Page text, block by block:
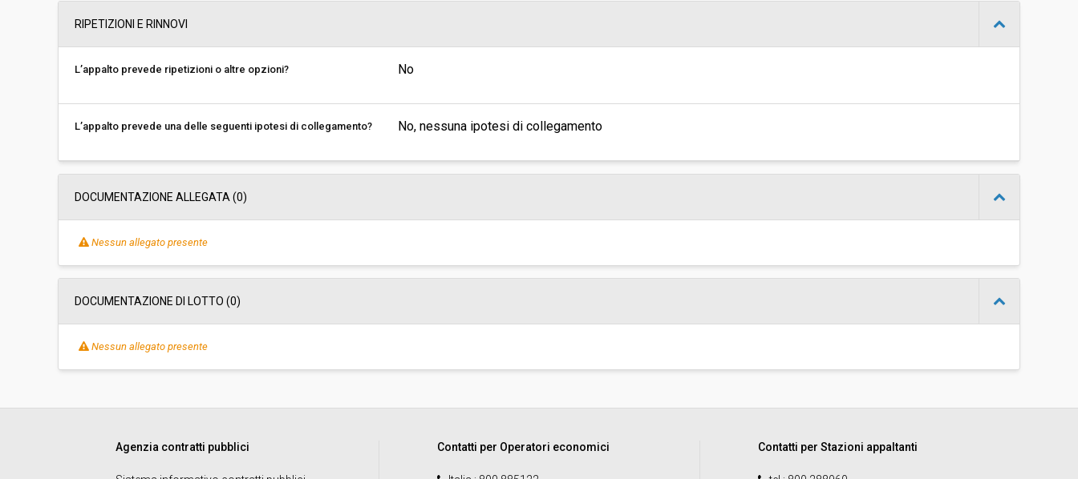
RIPETIZIONI E RINNOVI
L’appalto prevede ripetizioni o altre opzioni? No
L’appalto prevede una delle seguenti ipotesi di collegamento? No, nessuna ipotesi di collegamento
DOCUMENTAZIONE ALLEGATA (0)
Nessun allegato presente
DOCUMENTAZIONE DI LOTTO (0)
Nessun allegato presente
Agenzia contratti pubblici Contatti per Operatori economici Contatti per Stazioni appaltanti